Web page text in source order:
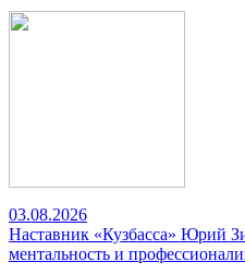
03.08.2026
Наставник «Кузбасса» Юрий
ментальность и